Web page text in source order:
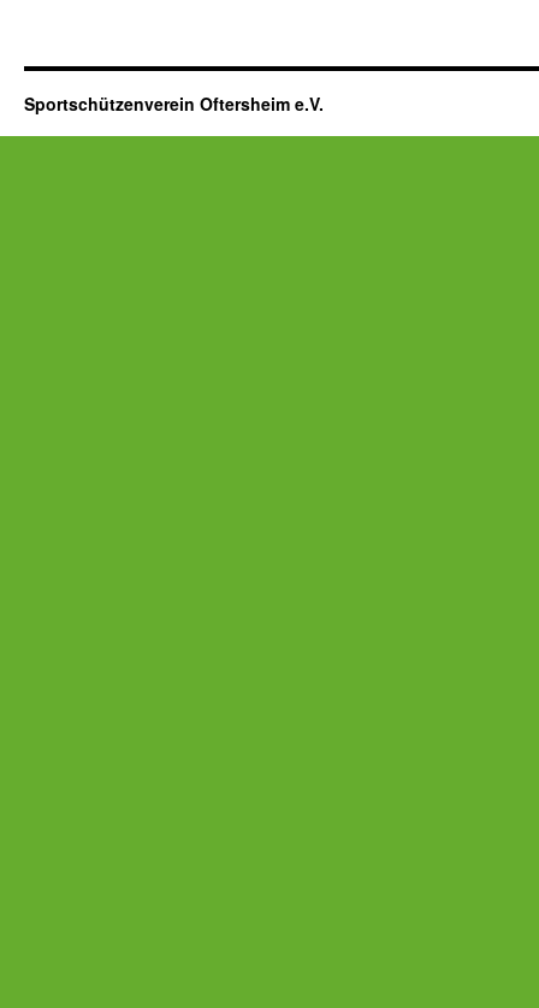
Sportschützenverein Oftersheim e.V.